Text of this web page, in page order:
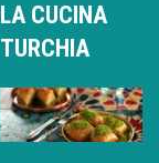
LA CUCINA
TURCHIA